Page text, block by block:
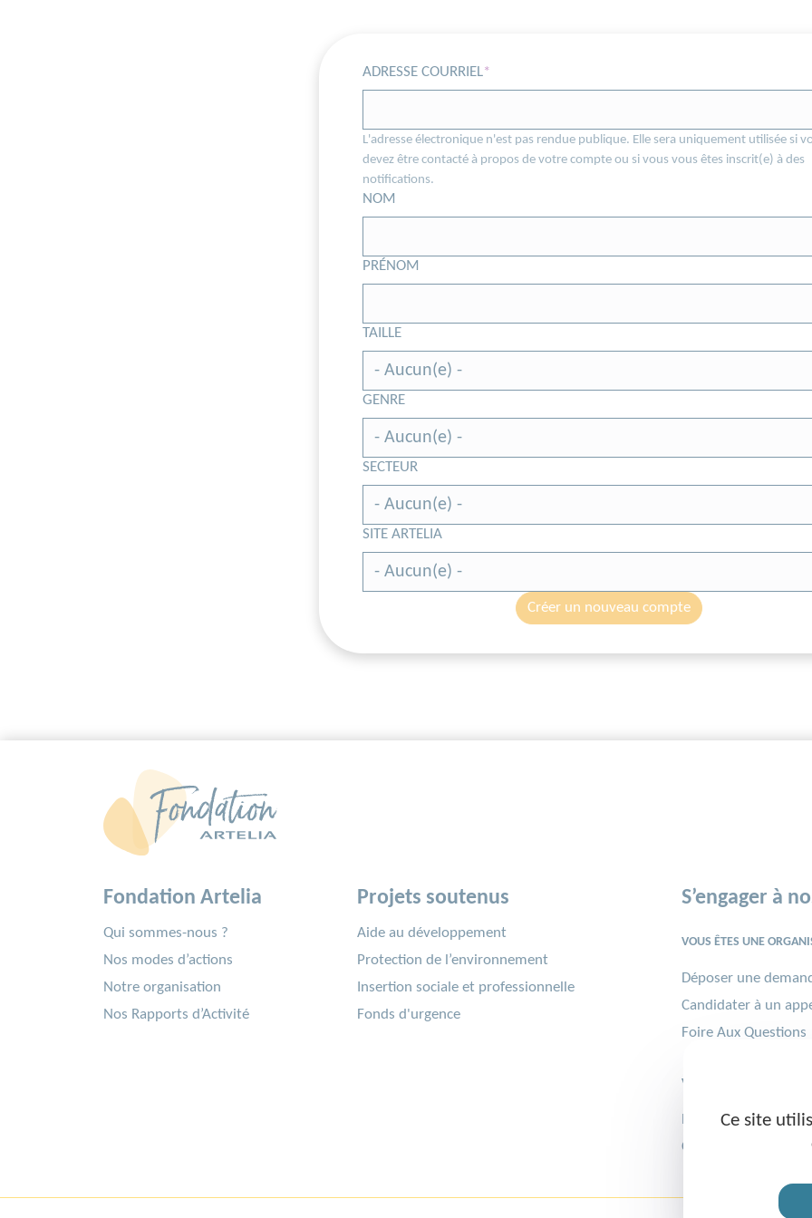
ADRESSE COURRIEL
L'adresse électronique n'est pas rendue publique. Elle sera uniquement utilisée si
devez être contacté à propos de votre compte ou si vous vous êtes inscrit(e) à des
notifications.
NOM
PRÉNOM
TAILLE
GENRE
SECTEUR
SITE ARTELIA
Fondation Artelia
Qui sommes-nous ?
Nos modes d’actions
Notre organisation
Nos Rapports d’Activité
Projets soutenus
Aide au développement
Protection de l’environnement
Insertion sociale et professionnelle
Fonds d'urgence
S’engager à
VOUS ÊTES UNE
Déposer une
Candidater à un
Foire Aux Questions
VOUS ÊTES UN·E
Participer à une
Contribuer au
Ce site